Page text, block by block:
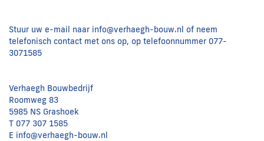
Stuur uw e-mail naar info@verhaegh-bouw.nl of neem
telefonisch contact met ons op, op telefoonnummer 077-
3071585
Verhaegh Bouwbedrijf
Roomweg 83
5985 NS Grashoek
T 077 307 1585
E info@verhaegh-bouw.nl